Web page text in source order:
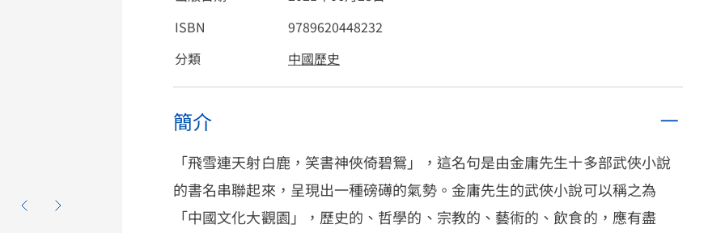
ISBN
9789620448232
分類
中國歷史
簡介
「飛雪連天射白鹿，笑書神俠倚碧鴛」，這名句是由金庸先生十多部武俠小說
的書名串聯起來，呈現出一種磅礡的氣勢。金庸先生的武俠小說可以稱之為
「中國文化大觀園」，歷史的、哲學的、宗教的、藝術的、飲食的，應有盡